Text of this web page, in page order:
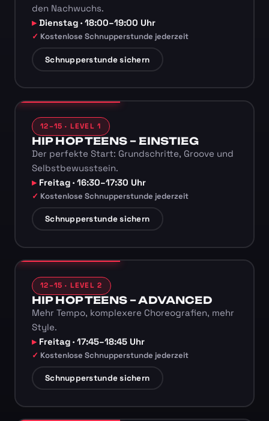
den Nachwuchs.
Dienstag · 18:00–19:00 Uhr
Kostenlose Schnupperstunde jederzeit
Schnupperstunde sichern
12–15 · LEVEL 1
HIP HOP TEENS – EINSTIEG
Der perfekte Start: Grundschritte, Groove und
Selbstbewusstsein.
Freitag · 16:30–17:30 Uhr
Kostenlose Schnupperstunde jederzeit
Schnupperstunde sichern
12–15 · LEVEL 2
HIP HOP TEENS – ADVANCED
Mehr Tempo, komplexere Choreografien, mehr
Style.
Freitag · 17:45–18:45 Uhr
Kostenlose Schnupperstunde jederzeit
Schnupperstunde sichern